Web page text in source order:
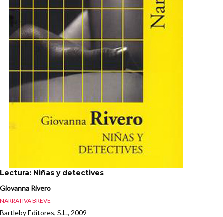
Lectura: Niñas y detectives
Giovanna Rivero
NARRATIVA BREVE
Bartleby Editores, S.L., 2009